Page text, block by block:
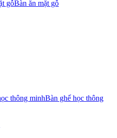
Bàn ăn mặt gỗ
Bàn ghế học thông